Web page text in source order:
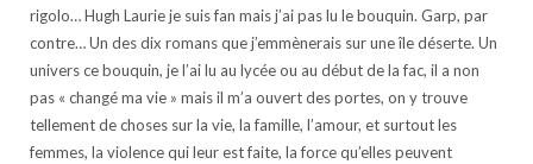
rigolo… Hugh Laurie je suis fan mais j’ai pas lu le bouquin. Garp, par
contre… Un des dix romans que j’emmènerais sur une île déserte. Un
univers ce bouquin, je l’ai lu au lycée ou au début de la fac, il a non
pas « changé ma vie » mais il m’a ouvert des portes, on y trouve
tellement de choses sur la vie, la famille, l’amour, et surtout les
femmes, la violence qui leur est faite, la force qu’elles peuvent